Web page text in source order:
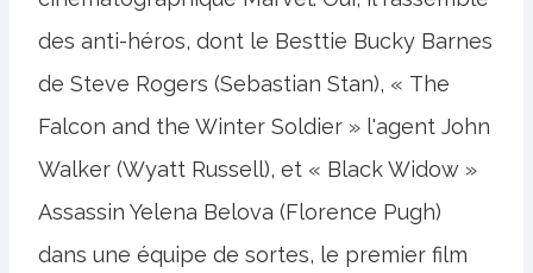
des anti-héros, dont le Besttie Bucky Barnes
de Steve Rogers (Sebastian Stan), « The
Falcon and the Winter Soldier » l'agent John
Walker (Wyatt Russell), et « Black Widow »
Assassin Yelena Belova (Florence Pugh)
dans une équipe de sortes, le premier film